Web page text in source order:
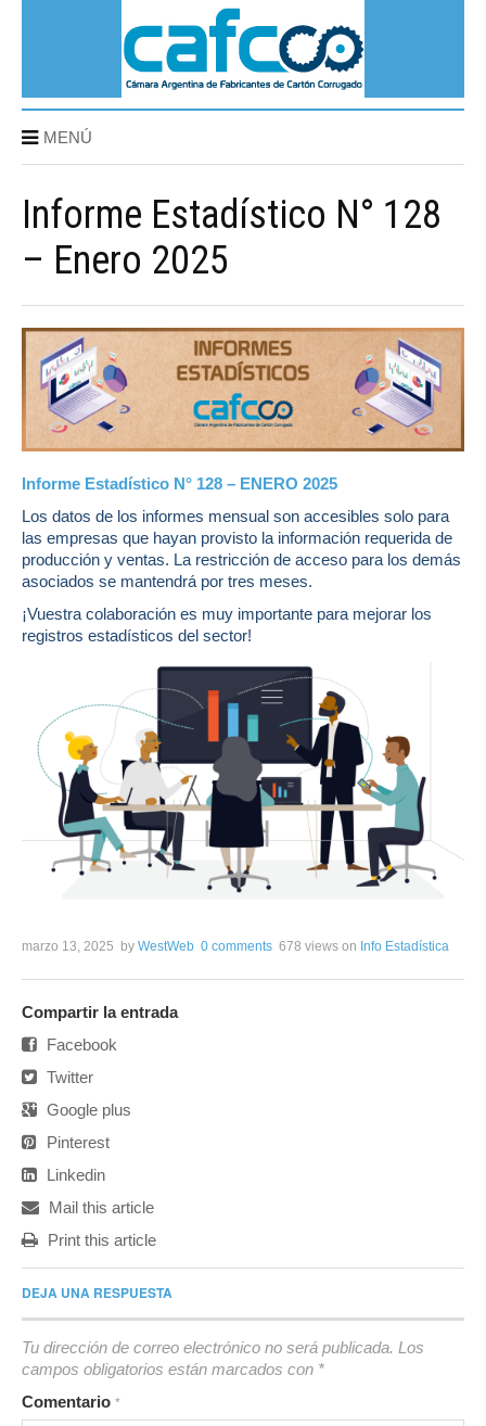
MENÚ
Informe Estadístico N° 128
– Enero 2025
Informe Estadístico N° 128 – ENERO 2025
Los datos de los informes mensual son accesibles solo para
las empresas que hayan provisto la información requerida de
producción y ventas. La restricción de acceso para los demás
asociados se mantendrá por tres meses.
¡Vuestra colaboración es muy importante para mejorar los
registros estadísticos del sector!
marzo 13, 2025 by WestWeb 0 comments 678 views on Info Estadística
Compartir la entrada
Facebook
Twitter
Google plus
Pinterest
Linkedin
Mail this article
Print this article
DEJA UNA RESPUESTA
Tu dirección de correo electrónico no será publicada. Los
campos obligatorios están marcados con *
Comentario *